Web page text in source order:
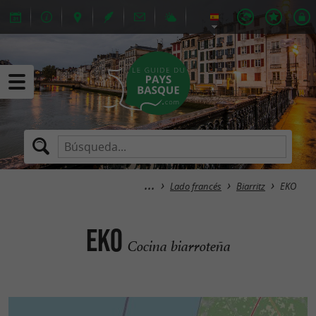
Lado francés Biarritz EKO
EKO Cocina biarroteña